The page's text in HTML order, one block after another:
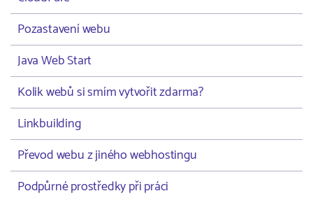
Pozastavení webu
Java Web Start
Kolik webů si smím vytvořit zdarma?
Linkbuilding
Převod webu z jiného webhostingu
Podpůrné prostředky při práci